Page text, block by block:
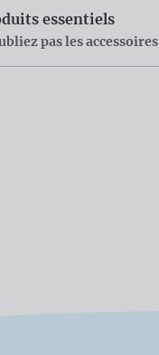
essentiels
pas les accessoires